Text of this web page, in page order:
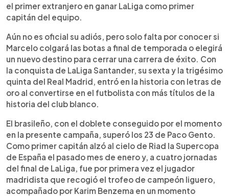
el primer extranjero en ganar LaLiga como primer
capitán del equipo.
Aún no es oficial su adiós, pero solo falta por conocer si
Marcelo colgará las botas a final de temporada o elegirá
un nuevo destino para cerrar una carrera de éxito. Con
la conquista de LaLiga Santander, su sexta y la trigésimo
quinta del Real Madrid, entró en la historia con letras de
oro al convertirse en el futbolista con más títulos de la
historia del club blanco.
El brasileño, con el doblete conseguido por el momento
en la presente campaña, superó los 23 de Paco Gento.
Como primer capitán alzó al cielo de Riad la Supercopa
de España el pasado mes de enero y, a cuatro jornadas
del final de LaLiga, fue por primera vez el jugador
madridista que recogió el trofeo de campeón liguero,
acompañado por Karim Benzema en un momento